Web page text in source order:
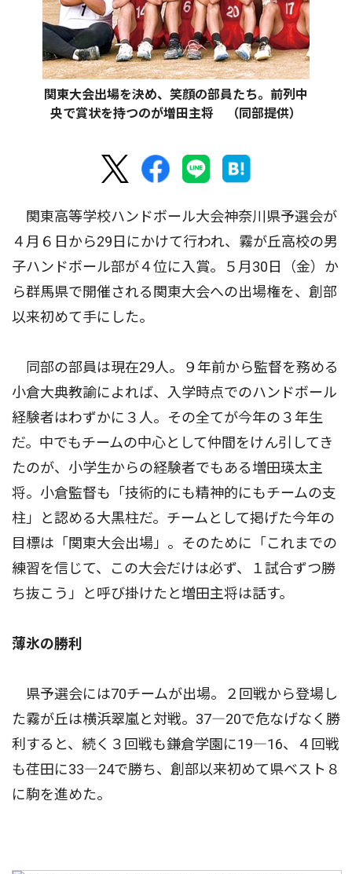
関東大会出場を決め、笑顔の部員たち。前列中
央で賞状を持つのが増田主将 （同部提供）
関東高等学校ハンドボール大会神奈川県予選会が
４月６日から29日にかけて行われ、霧が丘高校の男
子ハンドボール部が４位に入賞。５月30日（金）か
ら群馬県で開催される関東大会への出場権を、創部
以来初めて手にした。
同部の部員は現在29人。９年前から監督を務める
小倉大典教諭によれば、入学時点でのハンドボール
経験者はわずかに３人。その全てが今年の３年生
だ。中でもチームの中心として仲間をけん引してき
たのが、小学生からの経験者でもある増田瑛太主
将。小倉監督も「技術的にも精神的にもチームの支
柱」と認める大黒柱だ。チームとして掲げた今年の
目標は「関東大会出場」。そのために「これまでの
練習を信じて、この大会だけは必ず、１試合ずつ勝
ち抜こう」と呼び掛けたと増田主将は話す。
薄氷の勝利
県予選会には70チームが出場。２回戦から登場し
た霧が丘は横浜翠嵐と対戦。37―20で危なげなく勝
利すると、続く３回戦も鎌倉学園に19―16、４回戦
も荏田に33―24で勝ち、創部以来初めて県ベスト８
に駒を進めた。